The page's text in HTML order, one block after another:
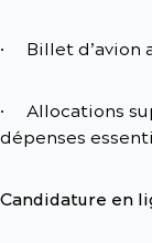
· Billet d’avion
· Allocations
dépenses
Candidature en